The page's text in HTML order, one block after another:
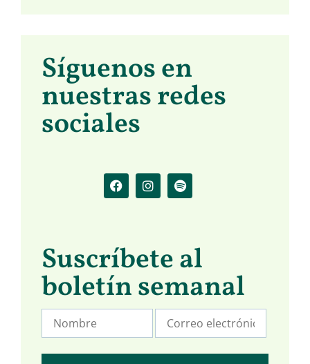
Síguenos en
nuestras redes
sociales
Suscríbete al
boletín semanal